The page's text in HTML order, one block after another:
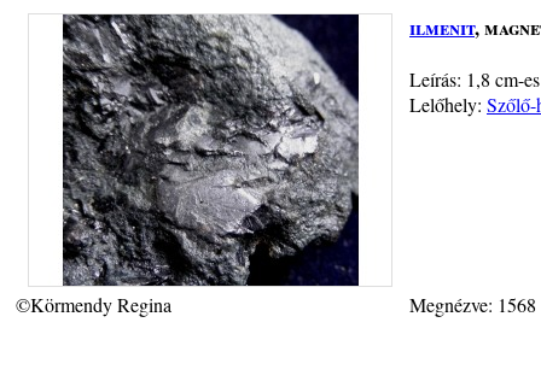
ilmenit,
Leírás: 1,8 cm-
Lelőhely: Szőlő-
©Körmendy Regina Megnézve: